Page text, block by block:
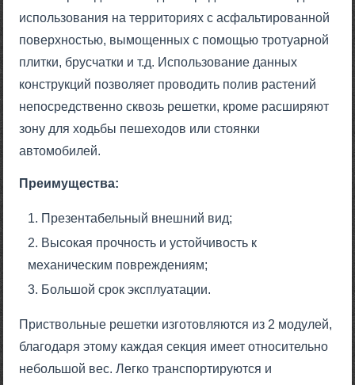
использования на территориях с асфальтированной
поверхностью, вымощенных с помощью тротуарной
плитки, брусчатки и т.д. Использование данных
конструкций позволяет проводить полив растений
непосредственно сквозь решетки, кроме расширяют
зону для ходьбы пешеходов или стоянки
автомобилей.
Преимущества:
Презентабельный внешний вид;
Высокая прочность и устойчивость к
механическим повреждениям;
Большой срок эксплуатации.
Приствольные решетки изготовляются из 2 модулей,
благодаря этому каждая секция имеет относительно
небольшой вес. Легко транспортируются и